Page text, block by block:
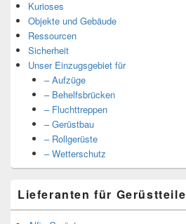
Kurioses
Objekte und Gebäude
Ressourcen
Sicherheit
Unser Einzugsgebiet für
– Aufzüge
– Behelfsbrücken
– Fluchttreppen
– Gerüstbau
– Rollgerüste
– Wetterschutz
Lieferanten für Gerüstteile